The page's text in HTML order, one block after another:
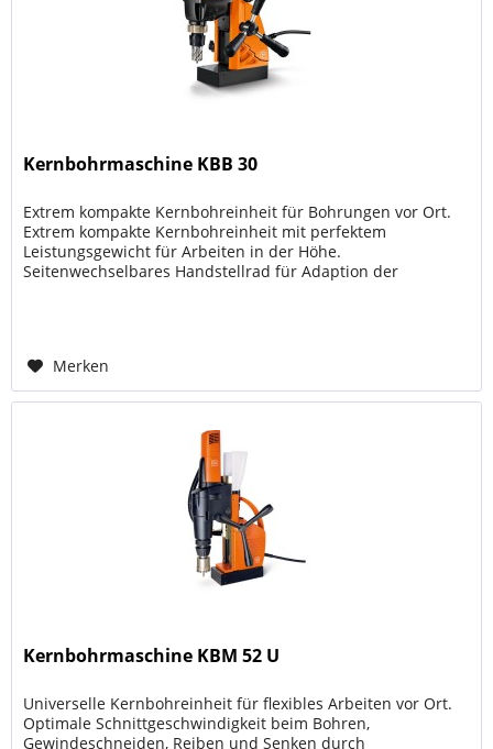
Kernbohrmaschine KBB 30
Extrem kompakte Kernbohreinheit für Bohrungen vor Ort.
Extrem kompakte Kernbohreinheit mit perfektem
Leistungsgewicht für Arbeiten in der Höhe.
Seitenwechselbares Handstellrad für Adaption der
Merken
Kernbohrmaschine KBM 52 U
Universelle Kernbohreinheit für flexibles Arbeiten vor Ort.
Optimale Schnittgeschwindigkeit beim Bohren,
Gewindeschneiden, Reiben und Senken durch